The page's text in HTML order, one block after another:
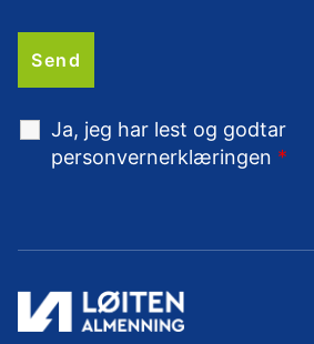
Ja, jeg har lest og godtar
personvernerklæringen *